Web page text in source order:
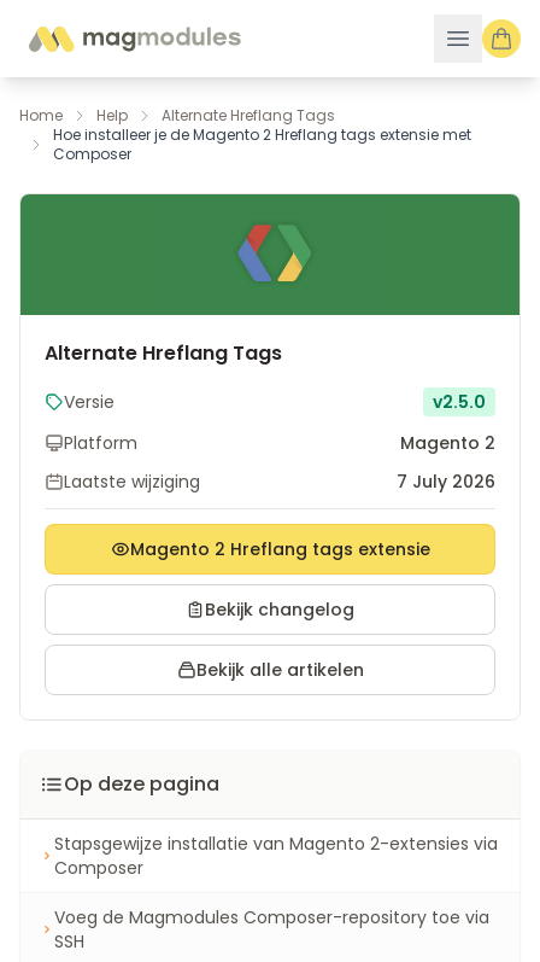
Home Help
Alternate Hreflang Tags
Hoe installeer je de Magento 2 Hreflang tags extensie met
Composer
Alternate Hreflang Tags
Versie
v2.5.0
Platform
Magento 2
Laatste wijziging
7 July 2026
Magento 2 Hreflang tags extensie
Bekijk changelog
Bekijk alle artikelen
Op deze pagina
Stapsgewijze installatie van Magento 2-extensies via
Composer
Voeg de Magmodules Composer-repository toe via
SSH